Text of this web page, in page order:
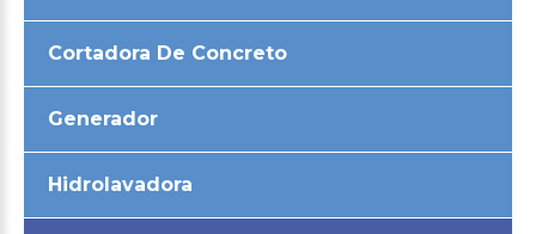
Cortadora De Concreto
Generador
Hidrolavadora